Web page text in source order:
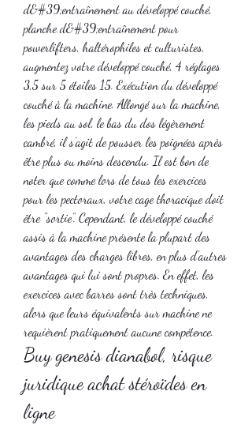
d&#39;entraînement au développé couché,
planche d&#39;entraînement pour
powerlifters, haltérophiles et culturistes,
augmentez votre développé couché, 4 réglages
3,5 sur 5 étoiles 15. Exécution du développé
couché à la machine. Allongé sur la machine,
les pieds au sol, le bas du dos légèrement
cambré, il s’agit de pousser les poignées après
être plus ou moins descendu. Il est bon de
noter que comme lors de tous les exercices
pour les pectoraux, votre cage thoracique doit
être “sortie”. Cependant, le développé couché
assis à la machine présente la plupart des
avantages des charges libres, en plus d’autres
avantages qui lui sont propres. En effet, les
exercices avec barres sont très techniques,
alors que leurs équivalents sur machine ne
requièrent pratiquement aucune compétence.
Buy genesis dianabol, risque
juridique achat stéroïdes en
ligne